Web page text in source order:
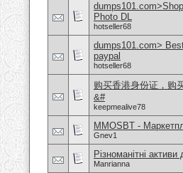
Photo DL
hotseller68
dumps101.com>
paypal
hotseller68
购买香港身份证，购
&#
keepmealive78
MMOSBT -
Gnev1
Різноманітні
Manrianna